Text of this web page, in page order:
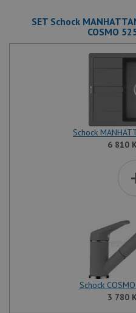
SET Schock
COSMO
Schock
6 810
Schock
3 780